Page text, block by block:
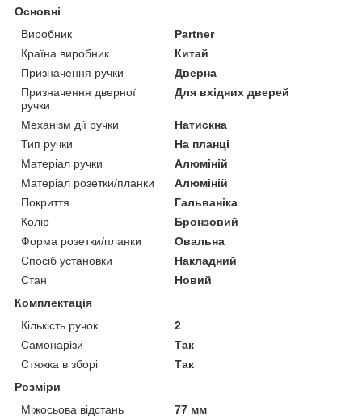
Основні
Виробник
Partner
Країна виробник
Китай
Призначення ручки
Дверна
Призначення дверної
ручки
Для вхідних дверей
Механізм дії ручки
Натискна
Тип ручки
На планці
Матеріал ручки
Алюміній
Матеріал розетки/планки
Алюміній
Покриття
Гальваніка
Колір
Бронзовий
Форма розетки/планки
Овальна
Спосіб установки
Накладний
Стан
Новий
Комплектація
Кількість ручок
2
Самонарізи
Так
Стяжка в зборі
Так
Розміри
Міжосьова відстань
77 мм